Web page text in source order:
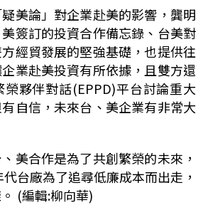
美論」對企業赴美的影響，龔明
簽訂的投資合作備忘錄、台美對
經貿發展的堅強基礎，也提供往
業赴美投資有所依據，且雙方還
夥伴對話(EPPD)平台討論重大
自信，未來台、美企業有非常大
美合作是為了共創繁榮的未來，
台廠為了追尋低廉成本而出走，
(編輯:柳向華)